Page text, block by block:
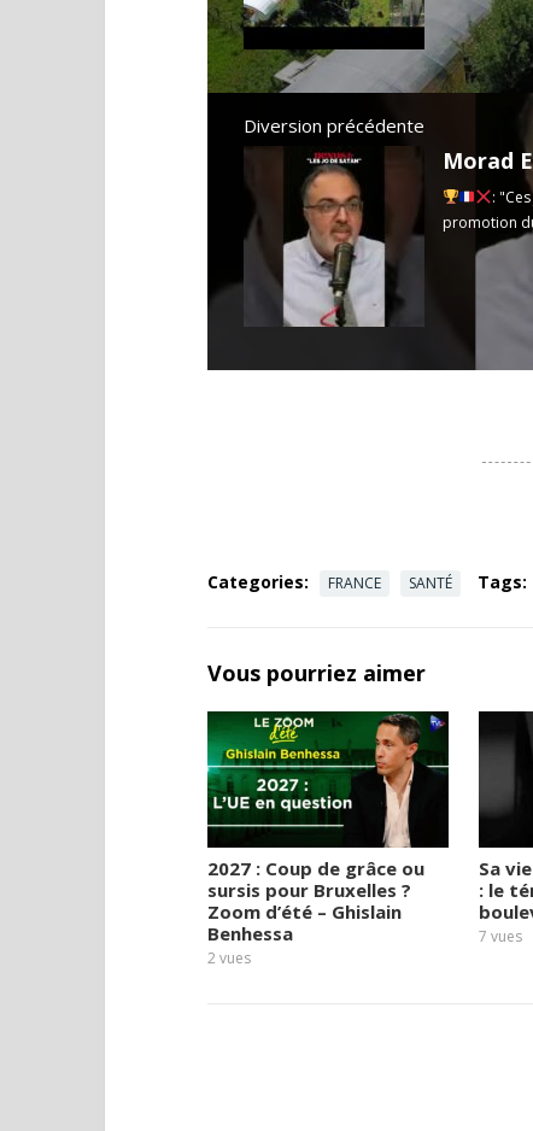
Diversion précédente
Morad
:
promotion
Categories: FRANCE SANTÉ Tags:
Vous pourriez aimer
2027 : Coup de grâce ou
sursis pour Bruxelles ?
Zoom d’été – Ghislain
Benhessa
2vues
Sa
: le
7 vues